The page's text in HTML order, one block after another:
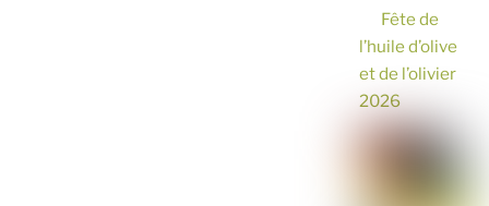
Fête de
l’huile d’olive
et de l’olivier
2026